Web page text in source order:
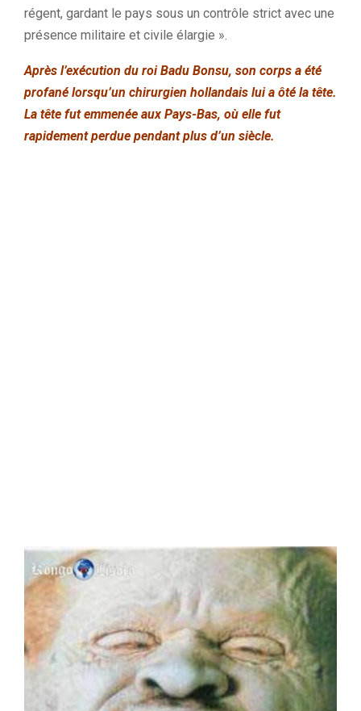
régent, gardant le pays sous un contrôle strict avec une
présence militaire et civile élargie ».
Après l’exécution du roi Badu Bonsu, son corps a été
profané lorsqu’un chirurgien hollandais lui a ôté la tête.
La tête fut emmenée aux Pays-Bas, où elle fut
rapidement perdue pendant plus d’un siècle.